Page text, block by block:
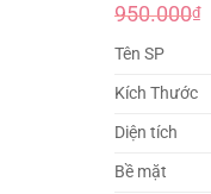
950.000₫
Tên SP
Kích Thước
Diện tích
Bề mặt